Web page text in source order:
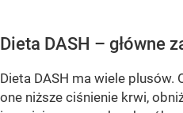
Dieta DASH – główne
Dieta DASH ma wiele
one niższe ciśnienie krwi,